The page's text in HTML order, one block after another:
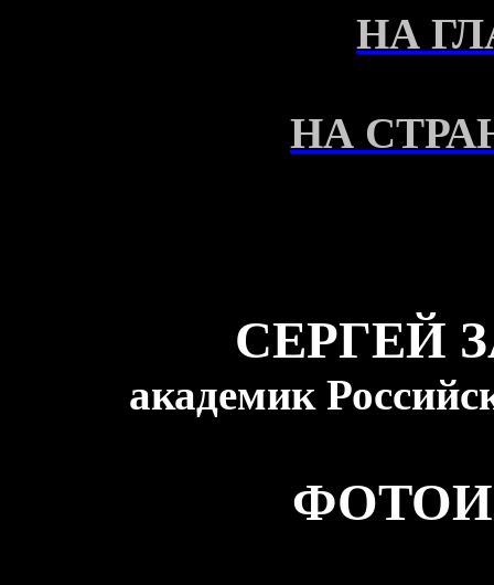
НА
НА
СЕРГЕЙ
академик